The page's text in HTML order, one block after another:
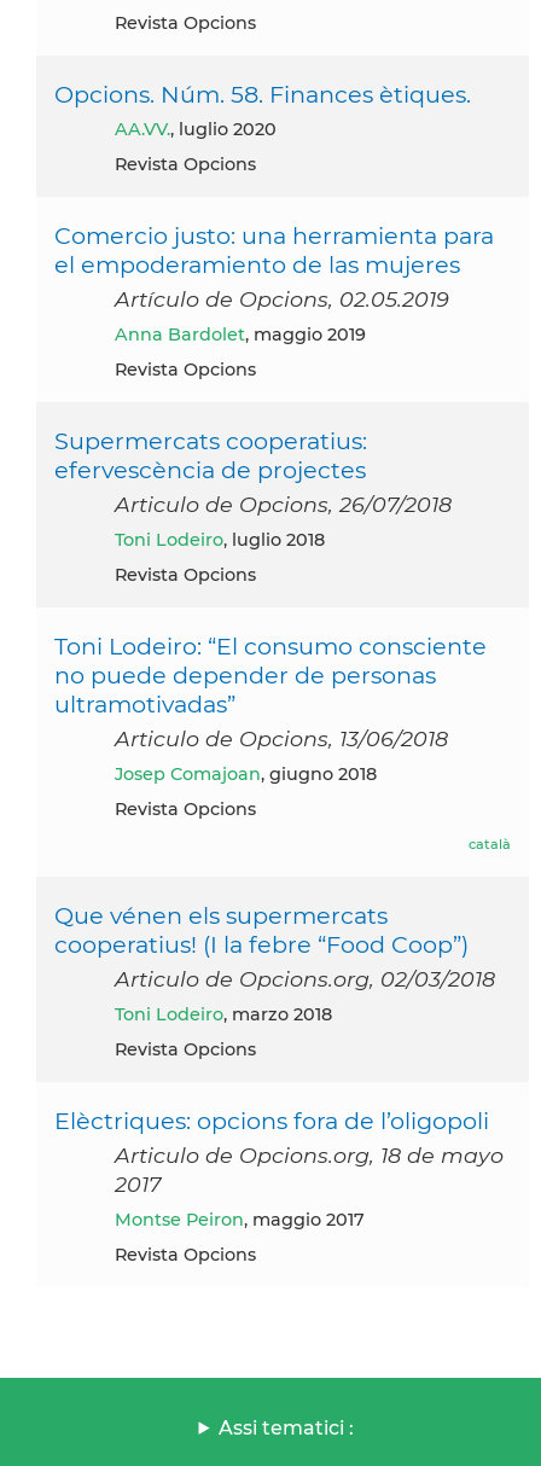
Revista Opcions
Opcions. Núm. 58. Finances ètiques.
AA.VV., luglio 2020
Revista Opcions
Comercio justo: una herramienta para
el empoderamiento de las mujeres
Artículo de Opcions, 02.05.2019
Anna Bardolet, maggio 2019
Revista Opcions
Supermercats cooperatius:
efervescència de projectes
Articulo de Opcions, 26/07/2018
Toni Lodeiro, luglio 2018
Revista Opcions
Toni Lodeiro: “El consumo consciente
no puede depender de personas
ultramotivadas”
Articulo de Opcions, 13/06/2018
Josep Comajoan, giugno 2018
Revista Opcions
català
Que vénen els supermercats
cooperatius! (I la febre “Food Coop”)
Articulo de Opcions.org, 02/03/2018
Toni Lodeiro, marzo 2018
Revista Opcions
Elèctriques: opcions fora de l’oligopoli
Articulo de Opcions.org, 18 de mayo
2017
Montse Peiron, maggio 2017
Revista Opcions
Assi tematici :